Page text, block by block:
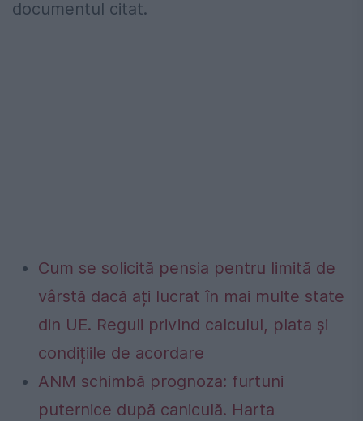
documentul citat.
Cum se solicită pensia pentru limită de
vârstă dacă ați lucrat în mai multe state
din UE. Reguli privind calculul, plata și
condițiile de acordare
ANM schimbă prognoza: furtuni
puternice după caniculă. Harta